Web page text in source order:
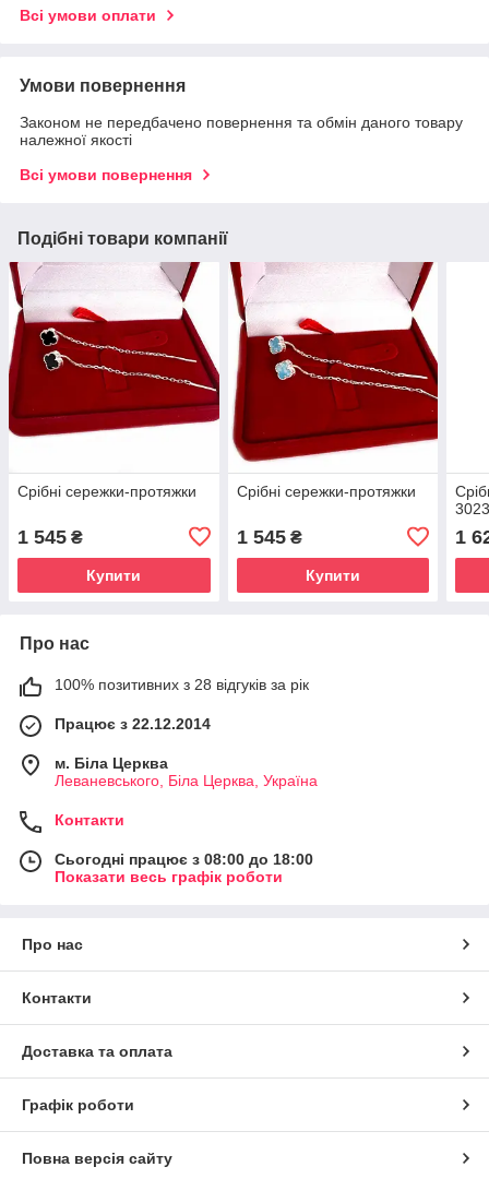
Всі умови оплати
Умови повернення
Законом не передбачено повернення та обмін даного товару
належної якості
Всі умови повернення
Подібні товари компанії
Срібні сережки-протяжки
1 545 ₴
Купити
Срібні сережки-протяжки
1 545₴
Купити
1
Про нас
100% позитивних з 28 відгуків за рік
Працює з 22.12.2014
м. Біла Церква
Леваневського, Біла Церква, Україна
Контакти
Сьогодні працює з 08:00 до 18:00
Показати весь графік роботи
Про нас
Контакти
Доставка та оплата
Графік роботи
Повна версія сайту